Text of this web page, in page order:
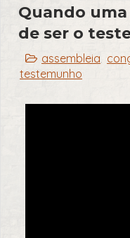
Quando
de ser o
assembleia,
testemunho